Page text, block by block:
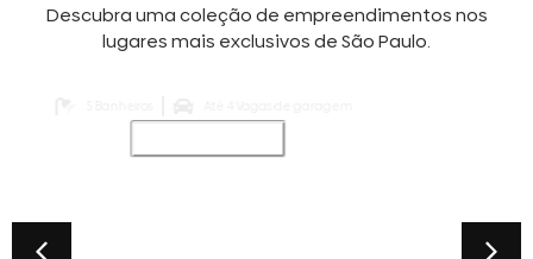
Descubra uma coleção de empreendimentos nos
lugares mais exclusivos de São Paulo.